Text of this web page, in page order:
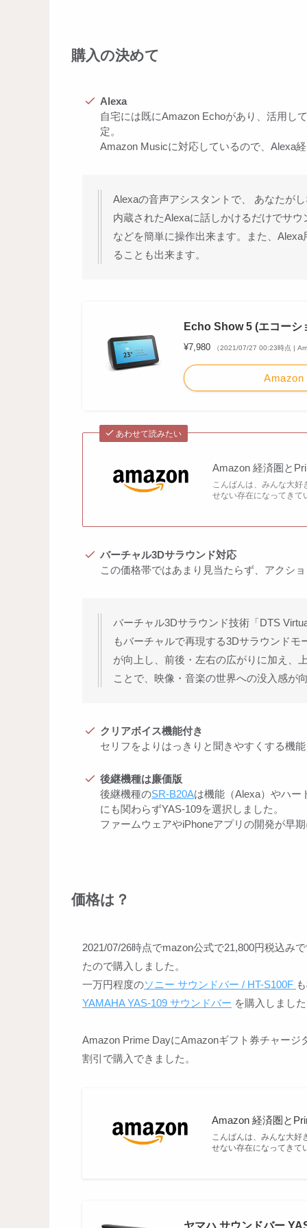
購入の決めて
Alexa
自宅には既にAmazon Echoがあり、活用し
定。
Amazon Musicに対応しているので、Alexa
Alexaの音声アシスタントで、 あなたが
内蔵されたAlexaに話しかけるだけでサ
などを簡単に操作出来ます。また、
ることも出来ます。
Echo Show 5 (エコーシ
¥7,980 （2021/07/27 00:23時点 |
Amazon
あわせて読みたい
Amazon 経済圏と
こんばんは、みんな大
せない存在になってき
バーチャル3Dサラウンド対応
この価格帯ではあまり見当たらず、アクシ
バーチャル3Dサラウンド技術「DTS
もバーチャルで再現する3Dサラウンド
が向上し、前後・左右の広がりに加え、
ことで、映像・音楽の世界への没入感が
クリアボイス機能付き
セリフをよりはっきりと聞きやすくする機
後継機種は廉価版
後継機種のSR-B20Aは機能（Alexa）やハー
にも関わらずYAS-109を選択しました。
ファームウェアやiPhoneアプリの開発が早
価格は？
2021/07/26時点でmazon公式で21,800円税込み
たので購入しました。
一万円程度のソニー サウンドバー / HT-S100F
YAMAHA YAS-109 サウンドバー を購入しまし
Amazon Prime DayにAmazonギフト券チャー
割引で購入できました。
Amazon 経済圏と
こんばんは、みんな大好
せない存在になってき